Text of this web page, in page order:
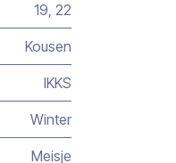
19, 22
Kousen
IKKS
Winter
Meisje